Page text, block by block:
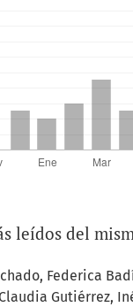
leídos del
Federica
Gutiérrez,